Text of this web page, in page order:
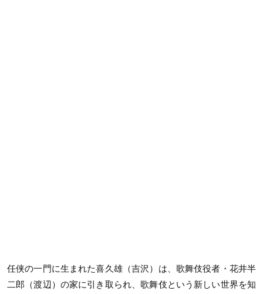
任侠の一門に生まれた喜久雄（吉沢）は、歌舞伎役者・花井半
二郎（渡辺）の家に引き取られ、歌舞伎という新しい世界を知